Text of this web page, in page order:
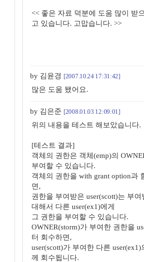
<< 좋은 자료 덕분에 도움 많이 받
고 있습니다. 고맙습니다. >>
by 김윤경 [2007.10.24 17:31:42]
많은 도움 됐어요.
by 김은준 [2008.01.03 12:09:01]
위의 내용을 테스트 해보았습니다.
[테스트 결과]
객체의 권한은 객체(emp)의
부여할 수 있습니다.
객체의 권한을 with grant option과
면,
권한을 부여받은 user(scott)는 부여
대해서 다른 user(ex1)에게
그 권한을 부여할 수 있습니다.
OWNER(storm)가 부여한 권한을
터 회수하면,
user(scott)가 부여한 다른
께 회수됩니다.